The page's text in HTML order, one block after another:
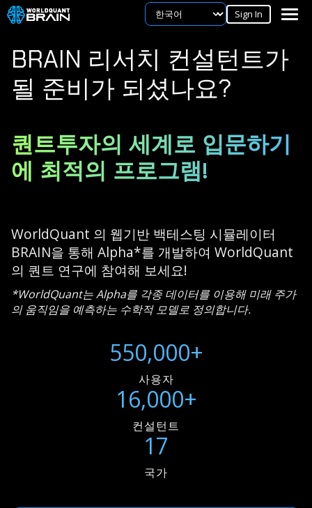
Sign In
BRAIN 리서치 컨설턴트가
될 준비가 되셨나요?
퀀트투자의 세계로 입문하기
에 최적의 프로그램!
WorldQuant 의 웹기반 백테스팅 시뮬레이터
BRAIN을 통해 Alpha*를 개발하여 WorldQuant
의 퀀트 연구에 참여해 보세요!
*WorldQuant는 Alpha를 각종 데이터를 이용해 미래 주가
의 움직임을 예측하는 수학적 모델로 정의합니다.
550,000+
사용자
16,000+
컨설턴트
17
국가